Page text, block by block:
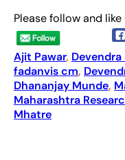
Please follow and like
Ajit Pawar, Devendra
fadanvis cm,
Dhananjay Munde,
Maharashtra
Mhatre